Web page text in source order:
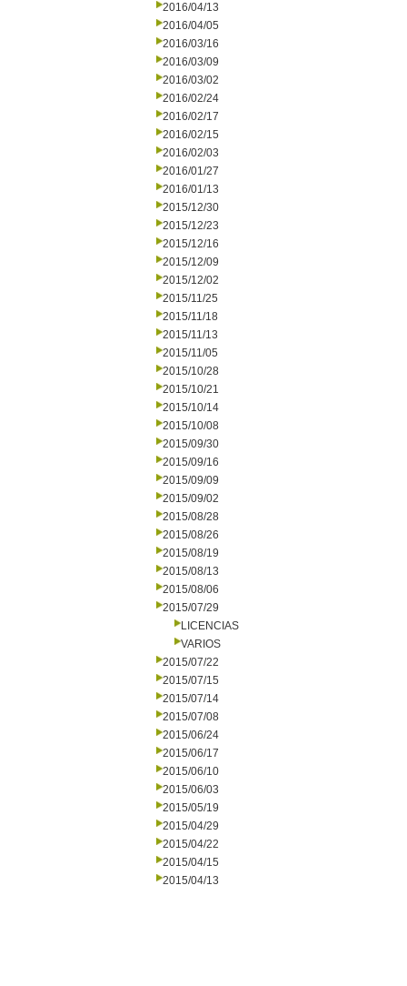
2016/04/13
2016/04/05
2016/03/16
2016/03/09
2016/03/02
2016/02/24
2016/02/17
2016/02/15
2016/02/03
2016/01/27
2016/01/13
2015/12/30
2015/12/23
2015/12/16
2015/12/09
2015/12/02
2015/11/25
2015/11/18
2015/11/13
2015/11/05
2015/10/28
2015/10/21
2015/10/14
2015/10/08
2015/09/30
2015/09/16
2015/09/09
2015/09/02
2015/08/28
2015/08/26
2015/08/19
2015/08/13
2015/08/06
2015/07/29
LICENCIAS
VARIOS
2015/07/22
2015/07/15
2015/07/14
2015/07/08
2015/06/24
2015/06/17
2015/06/10
2015/06/03
2015/05/19
2015/04/29
2015/04/22
2015/04/15
2015/04/13